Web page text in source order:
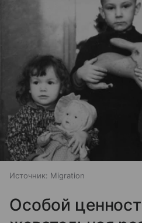
Источник: Migration
Особой